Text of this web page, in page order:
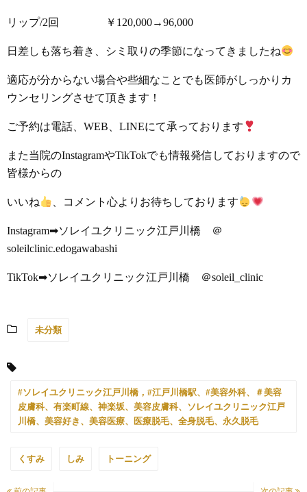
リップ/2回 ￥120,000→96,000
日差しも落ち着き、シミ取りの季節になってきましたね
適応が分からない場合や些細なことでも医師がしっかりカ
ウンセリングさせて頂きます！
ご予約は電話、WEB、LINEにて承っております
また当院のInstagramやTikTokでも情報発信しておりますので
皆様からの
いいね 、コメント心よりお待ちしております
Instagram➡ソレイユクリニック江戸川橋 ＠
soleilclinic.edogawabashi
TikTok➡ソレイユクリニック江戸川橋 ＠soleil_clinic
未分類
#ソレイユクリニック江戸川橋，#江戸川橋駅、#美容外科、＃美容
皮膚科、有楽町線、神楽坂、美容皮膚科、ソレイユクリニック江戸
川橋、美容好き、美容医療、医療脱毛、全身脱毛、永久脱毛
くすみ しみ トーニング